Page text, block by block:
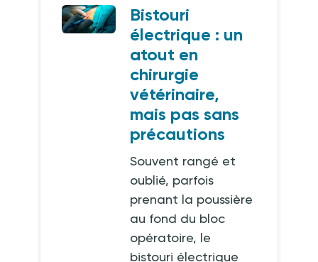
Bistouri
électrique : un
atout en
chirurgie
vétérinaire,
mais pas sans
précautions
Souvent rangé et
oublié, parfois
prenant la poussière
au fond du bloc
opératoire, le
bistouri électrique